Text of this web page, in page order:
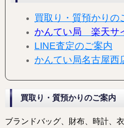
買取り・質預かりの
かんてい局 楽天サ
LINE査定のご案内
かんてい局名古屋西
買取り・質預かりのご案内
ブランドバッグ、財布、時計、